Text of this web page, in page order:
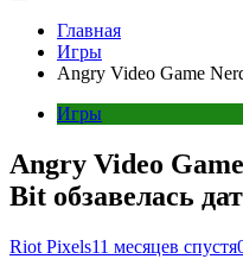
Главная
Игры
Angry Video Game
Игры
Angry Video
Bit обзавелась
Riot Pixels11 месяцев спустя